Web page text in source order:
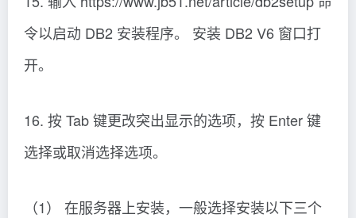
令以启动 DB2 安装程序。 安装 DB2 V6 窗口打
开。
16. 按 Tab 键更改突出显示的选项，按 Enter 键
选择或取消选择选项。
（1） 在服务器上安装，一般选择安装以下三个